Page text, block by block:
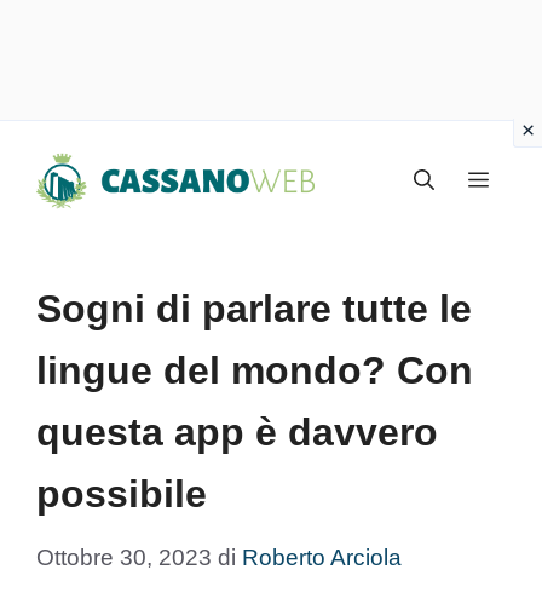
Menu
Sogni di parlare tutte le
lingue del mondo? Con
questa app è davvero
possibile
Ottobre 30, 2023 di Roberto Arciola